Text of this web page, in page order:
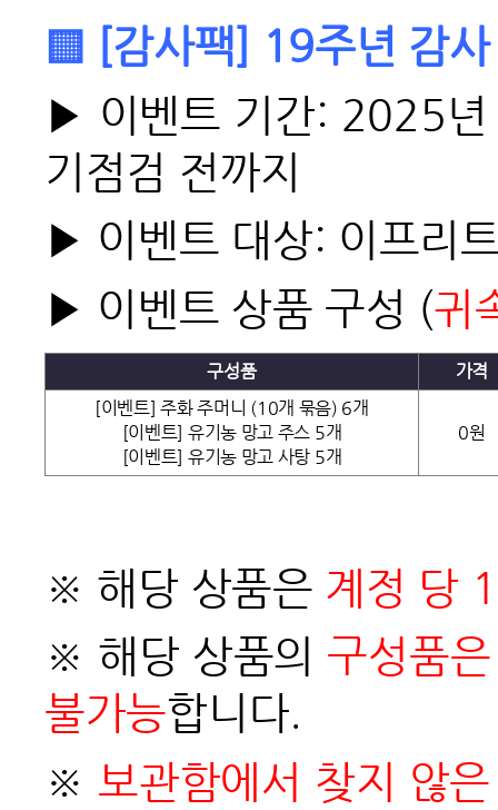
▒ [감사팩] 19주년 감사
▶ 이벤트 기간: 2025
기점검 전까지
▶ 이벤트 대상: 이프리
▶ 이벤트 상품 구성 (귀
구성품
가격
[이벤트] 주화 주머니 (10개 묶음) 6개
[이벤트] 유기농 망고 주스 5개
[이벤트] 유기농 망고 사탕 5개
0원
※ 해당 상품은 계정 당
※ 해당 상품의 구성품
불가능합니다.
※ 보관함에서 찾지 않